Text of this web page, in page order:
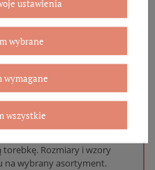
gratis
w sklepie internetowym
do wręczenia upominek. Do
torebkę. Rozmiary i wzory
na wybrany asortyment.
ustawienia
wybrane
wymagane
wszystkie